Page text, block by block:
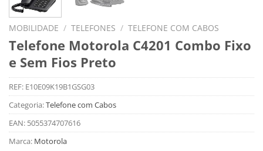
MOBILIDADE / TELEFONES / TELEFONE COM CABOS
Telefone Motorola C4201 Combo Fixo
e Sem Fios Preto
REF: E10E09K19B1GSG03
Categoria:Telefone com Cabos
EAN: 5055374707616
Marca: Motorola